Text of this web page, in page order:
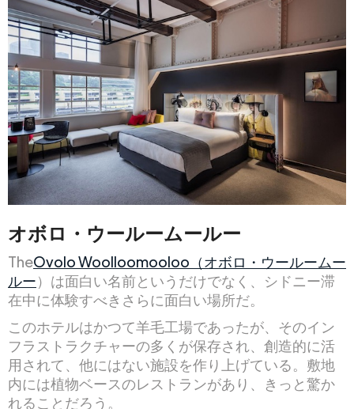
オボロ・ウールームールー
TheOvolo Woolloomooloo（オボロ・ウールームー
ルー）は面白い名前というだけでなく、シドニー滞
在中に体験すべきさらに面白い場所だ。
このホテルはかつて羊毛工場であったが、そのイン
フラストラクチャーの多くが保存され、創造的に活
用されて、他にはない施設を作り上げている。敷地
内には植物ベースのレストランがあり、きっと驚か
れることだろう。